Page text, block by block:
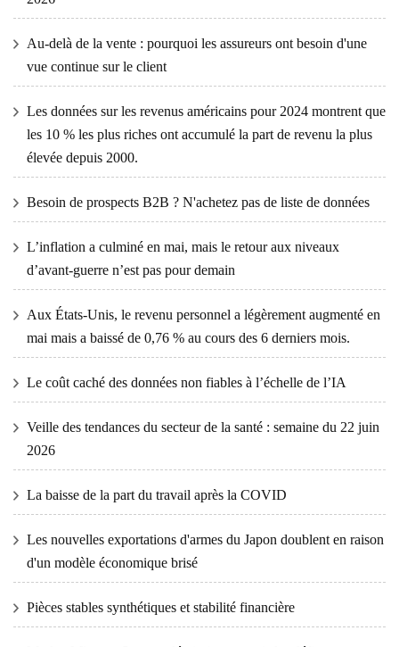
Au-delà de la vente : pourquoi les assureurs ont besoin d'une
vue continue sur le client
Les données sur les revenus américains pour 2024 montrent que
les 10 % les plus riches ont accumulé la part de revenu la plus
élevée depuis 2000.
Besoin de prospects B2B ? N'achetez pas de liste de données
L’inflation a culminé en mai, mais le retour aux niveaux
d’avant-guerre n’est pas pour demain
Aux États-Unis, le revenu personnel a légèrement augmenté en
mai mais a baissé de 0,76 % au cours des 6 derniers mois.
Le coût caché des données non fiables à l’échelle de l’IA
Veille des tendances du secteur de la santé : semaine du 22 juin
2026
La baisse de la part du travail après la COVID
Les nouvelles exportations d'armes du Japon doublent en raison
d'un modèle économique brisé
Pièces stables synthétiques et stabilité financière